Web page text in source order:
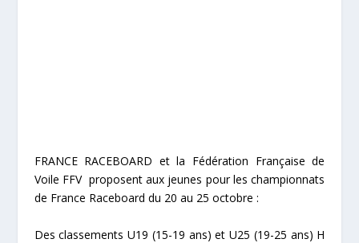
FRANCE RACEBOARD et la Fédération Française de
Voile FFV proposent aux jeunes pour les championnats
de France Raceboard du 20 au 25 octobre :
Des classements U19 (15-19 ans) et U25 (19-25 ans) H